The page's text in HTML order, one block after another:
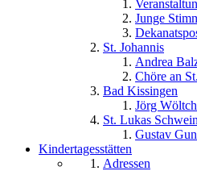
Junge
St. Johannis
Andrea
Chöre an
Bad Kissingen
Jörg
St. Lukas
Gustav
Kindertagesstätten
Adressen